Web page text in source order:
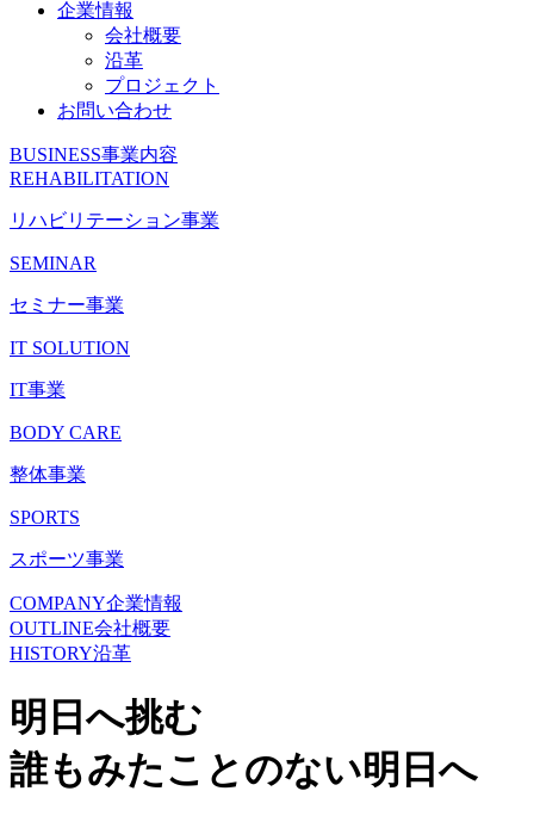
企業情報
会社概要
沿革
プロジェクト
お問い合わせ
BUSINESS事業内容
REHABILITATION
リハビリテーション事業
SEMINAR
セミナー事業
IT SOLUTION
IT事業
BODY CARE
整体事業
SPORTS
スポーツ事業
COMPANY企業情報
OUTLINE会社概要
HISTORY沿革
明 日へ挑む
誰もみたこ とのない明 日へ